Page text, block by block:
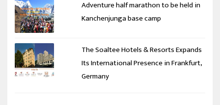
Adventure half marathon to be held in
Kanchenjunga base camp
The Soaltee Hotels & Resorts Expands
Its International Presence in Frankfurt,
Germany